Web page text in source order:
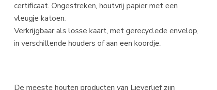
certificaat. Ongestreken, houtvrij papier met een
vleugje katoen.
Verkrijgbaar als losse kaart, met gerecyclede envelop,
in verschillende houders of aan een koordje.
De meeste houten producten van Lieverlief zijn